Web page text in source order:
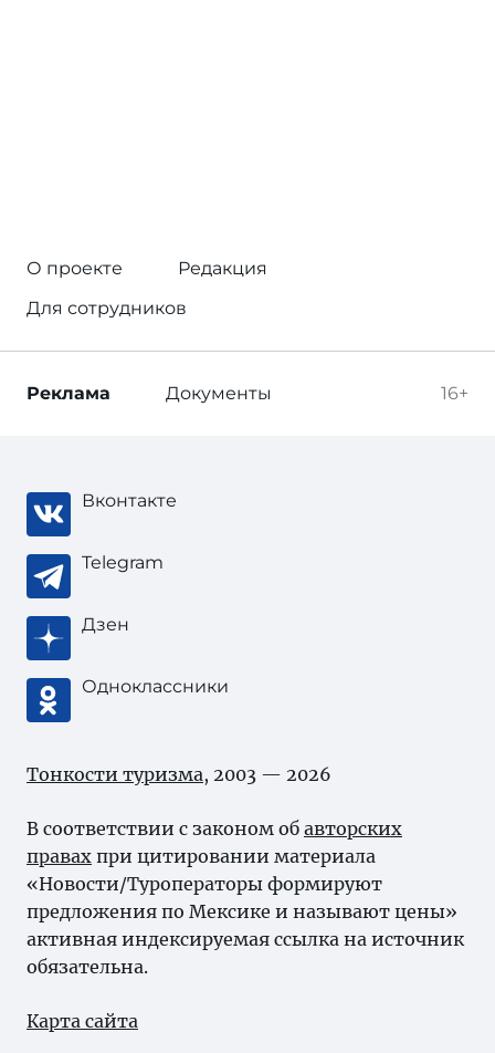
О проекте
Редакция
Для сотрудников
16+
Реклама Документы
Вконтакте
Telegram
Дзен
Одноклассники
Тонкости туризма, 2003 — 2026
В соответствии с законом об авторских
правах при цитировании материала
«Новости/Туроператоры формируют
предложения по Мексике и называют цены»
активная индексируемая ссылка на источник
обязательна.
Карта сайта